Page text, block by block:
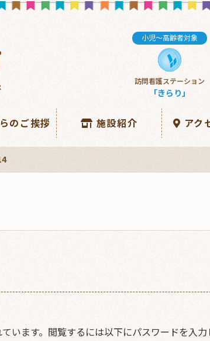
小児～高齢者対象
訪問看護ステーション
「きらり」
のご挨拶 施設紹介 アク
います。閲覧するには以下にパスワードを入力